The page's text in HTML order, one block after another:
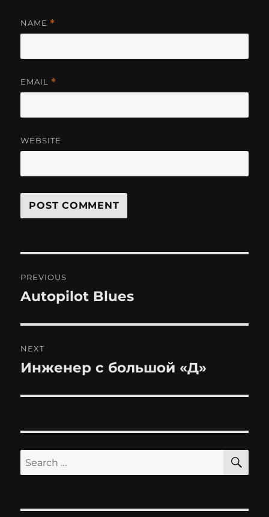
NAME *
EMAIL *
WEBSITE
navigation
PREVIOUS
Previous
Autopilot Blues
NEXT
Next
Инженер с большой «Д»
Search
for: